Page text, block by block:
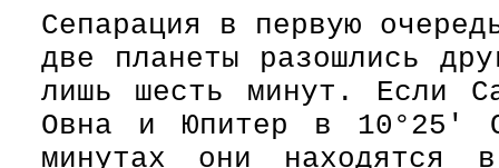
Сепарация в первую
две планеты разошлись
лишь шесть минут. Если
Овна и Юпитер в 10°25'
минутах они находятся